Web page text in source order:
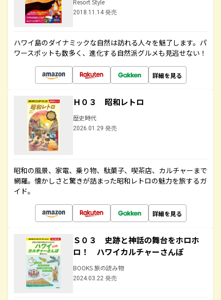
Resort Style
2018.11.14 発売
ハワイ島のダイナミックな自然は訪れる人々を魅了します。パ
ワースポットも数多く、進化する自然派グルメも見逃せない！
詳細を見る
Ｈ０３ 昭和レトロ
歴史時代
2026.01.29 発売
昭和の風景、家電、乗り物、駄菓子、喫茶店、カルチャーまで
網羅。懐かしさと驚きが詰まった昭和レトロの魅力を旅するガ
イド。
詳細を見る
Ｓ０３ 史跡と神話の舞台をホロホ
ロ！ ハワイカルチャーさんぽ
BOOKS 旅の読み物
2024.03.22 発売